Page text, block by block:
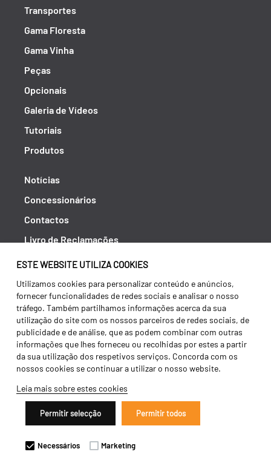
ESTE WEBSITE UTILIZA COOKIES
Utilizamos cookies para personalizar conteúdo e anúncios,
fornecer funcionalidades de redes sociais e analisar o nosso
tráfego. Também partilhamos informações acerca da sua
utilização do site com os nossos parceiros de redes sociais, de
publicidade e de análise, que as podem combinar com outras
informações que lhes forneceu ou recolhidas por estes a partir
da sua utilização dos respetivos serviços. Concorda com os
nossos cookies se continuar a utilizar o nosso website.
Leia mais sobre estes cookies
Permitir selecção Permitir todos
Necessários Marketing
Transportes
Gama Floresta
Gama Vinha
Peças
Opcionais
Galeria de Vídeos
Tutoriais
Produtos
Notícias
Concessionários
Contactos
Livro de Reclamações
Política de Privacidade
Canal de Denúncias (RGPC)
Termos e condições